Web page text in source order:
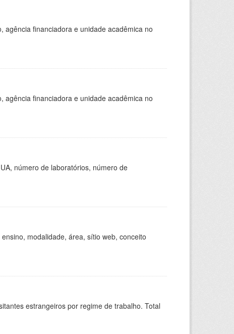
agência financiadora e unidade acadêmica no
agência financiadora e unidade acadêmica no
número de laboratórios, número de
modalidade, área, sítio web, conceito
estrangeiros por regime de trabalho. Total